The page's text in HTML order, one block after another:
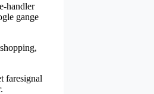
handler
gange
faresignal